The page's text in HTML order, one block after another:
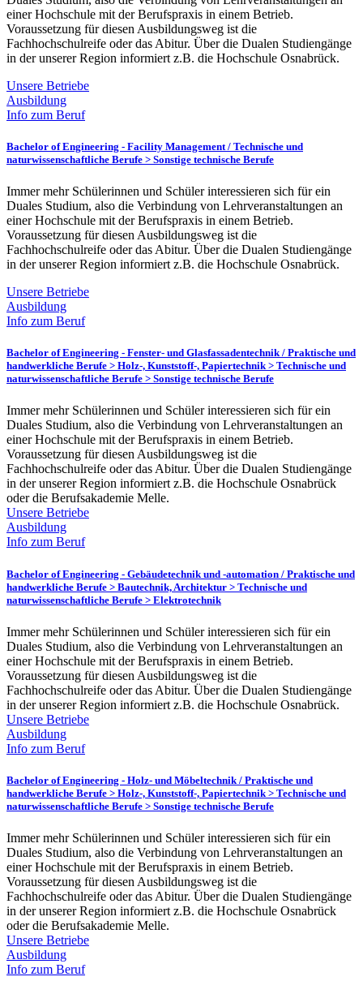
einer Hochschule mit der Berufspraxis in einem Betrieb.
Voraussetzung für diesen Ausbildungsweg ist die
Fachhochschulreife oder das Abitur. Über die Dualen Studiengänge
in der unserer Region informiert z.B. die Hochschule Osnabrück.
Unsere Betriebe
Ausbildung
Info zum Beruf
Bachelor of Engineering - Facility Management / Technische und
naturwissenschaftliche Berufe > Sonstige technische Berufe
Immer mehr Schülerinnen und Schüler interessieren sich für ein
Duales Studium, also die Verbindung von Lehrveranstaltungen an
einer Hochschule mit der Berufspraxis in einem Betrieb.
Voraussetzung für diesen Ausbildungsweg ist die
Fachhochschulreife oder das Abitur. Über die Dualen Studiengänge
in der unserer Region informiert z.B. die Hochschule Osnabrück.
Unsere Betriebe
Ausbildung
Info zum Beruf
Bachelor of Engineering - Fenster- und Glasfassadentechnik / Praktische und
handwerkliche Berufe > Holz-, Kunststoff-, Papiertechnik > Technische und
naturwissenschaftliche Berufe > Sonstige technische Berufe
Immer mehr Schülerinnen und Schüler interessieren sich für ein
Duales Studium, also die Verbindung von Lehrveranstaltungen an
einer Hochschule mit der Berufspraxis in einem Betrieb.
Voraussetzung für diesen Ausbildungsweg ist die
Fachhochschulreife oder das Abitur. Über die Dualen Studiengänge
in der unserer Region informiert z.B. die Hochschule Osnabrück
oder die Berufsakademie Melle.
Unsere Betriebe
Ausbildung
Info zum Beruf
Bachelor of Engineering - Gebäudetechnik und -automation / Praktische und
handwerkliche Berufe > Bautechnik, Architektur > Technische und
naturwissenschaftliche Berufe > Elektrotechnik
Immer mehr Schülerinnen und Schüler interessieren sich für ein
Duales Studium, also die Verbindung von Lehrveranstaltungen an
einer Hochschule mit der Berufspraxis in einem Betrieb.
Voraussetzung für diesen Ausbildungsweg ist die
Fachhochschulreife oder das Abitur. Über die Dualen Studiengänge
in der unserer Region informiert z.B. die Hochschule Osnabrück.
Unsere Betriebe
Ausbildung
Info zum Beruf
Bachelor of Engineering - Holz- und Möbeltechnik / Praktische und
handwerkliche Berufe > Holz-, Kunststoff-, Papiertechnik > Technische und
naturwissenschaftliche Berufe > Sonstige technische Berufe
Immer mehr Schülerinnen und Schüler interessieren sich für ein
Duales Studium, also die Verbindung von Lehrveranstaltungen an
einer Hochschule mit der Berufspraxis in einem Betrieb.
Voraussetzung für diesen Ausbildungsweg ist die
Fachhochschulreife oder das Abitur. Über die Dualen Studiengänge
in der unserer Region informiert z.B. die Hochschule Osnabrück
oder die Berufsakademie Melle.
Unsere Betriebe
Ausbildung
Info zum Beruf